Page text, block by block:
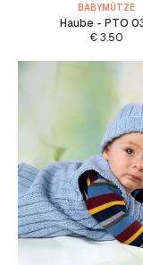
BABYMÜTZE
Haube - PTO
€3.50